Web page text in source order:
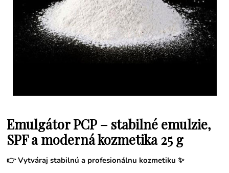
Emulgátor PCP – stabilné emulzie,
SPF a moderná kozmetika 25 g
👉 Vytváraj stabilnú a profesionálnu kozmetiku ✨